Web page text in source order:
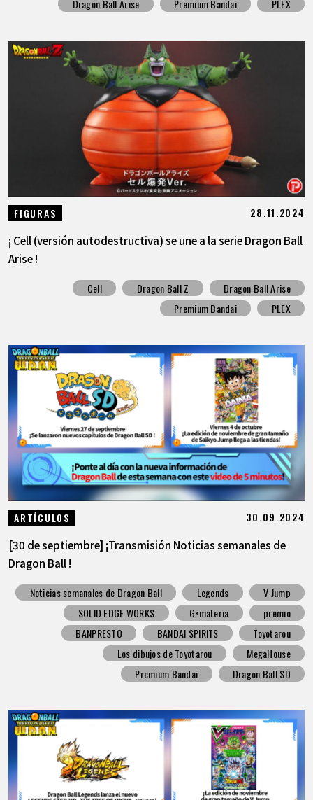
Dragon Ball Arise
Premium Bandai PLEX
FIGURAS 28.11.2024
¡ Cell (versión autodestructiva) se une a la serie Dragon Ball
Arise !
Cell Dragon Ball Z
Dragon Ball Arise
Premium Bandai
PLEX
ARTÍCULOS 30.09.2024
[30 de septiembre] ¡Transmisión Noticias semanales de
Dragon Ball !
Noticias semanales de Dragon Ball Legends
V Jump
SOLID EDGE WORKS
G×materia
premio
BANPRESTO
BANDAI SPIRITS
Toyotarou
Los dibujos de Toyotarou
MegaHouse
Premium Bandai
Dragon Ball SD